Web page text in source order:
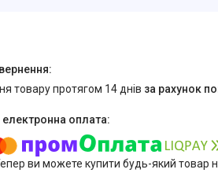
товару протягом 14 днів за рахунок
ви можете купити будь-який товар